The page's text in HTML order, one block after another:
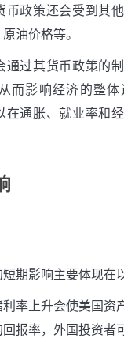
币政策还会受到其
油价格等。
通过其货币政策的
而影响经济的整
在通胀、就业率和
期影响主要体现在
率上升会使美国资
报率，外国投资者